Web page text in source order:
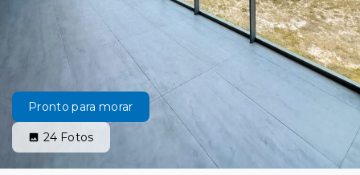
Pronto para morar
24 Fotos